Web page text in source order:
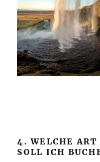
4. WELCHE
SOLL ICH